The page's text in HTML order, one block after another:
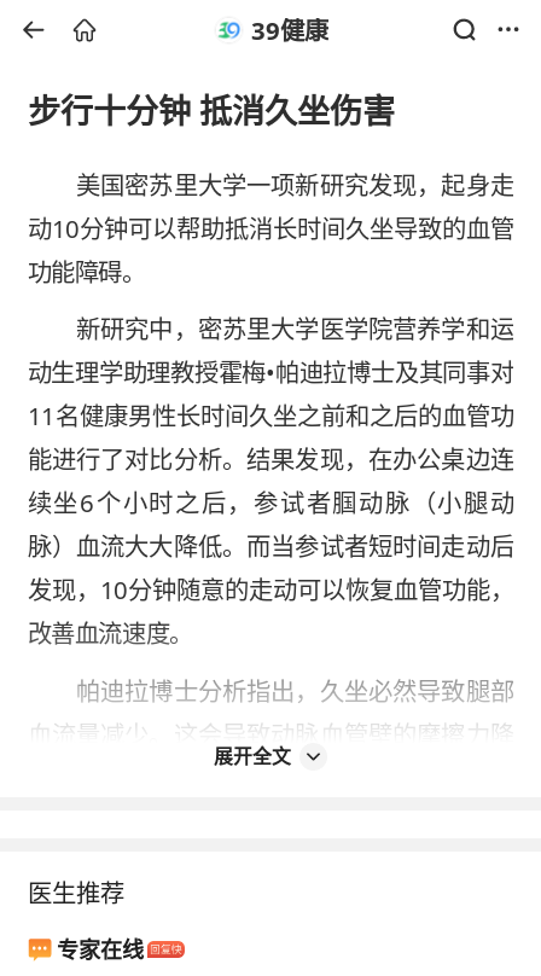
39健康
步行十分钟 抵消久坐伤害
美国密苏里大学一项新研究发现，起身走
动10分钟可以帮助抵消长时间久坐导致的血管
功能障碍。
新研究中，密苏里大学医学院营养学和运
动生理学助理教授霍梅•帕迪拉博士及其同事对
11名健康男性长时间久坐之前和之后的血管功
能进行了对比分析。结果发现，在办公桌边连
续坐6个小时之后，参试者腘动脉（小腿动
脉）血流大大降低。而当参试者短时间走动后
发现，10分钟随意的走动可以恢复血管功能，
改善血流速度。
帕迪拉博士分析指出，久坐必然导致腿部
血流量减少。这会导致动脉血管壁的摩擦力降
低，血管扩张能力下降。而扩张能力是血管健
动脉疾病、静脉曲张等疾病，腰背和足部等也
易出问题。美国康
展开全文
医生推荐
专家在线